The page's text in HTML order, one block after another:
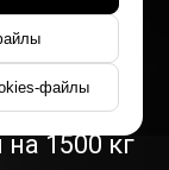
файлы
м²
1500 кг